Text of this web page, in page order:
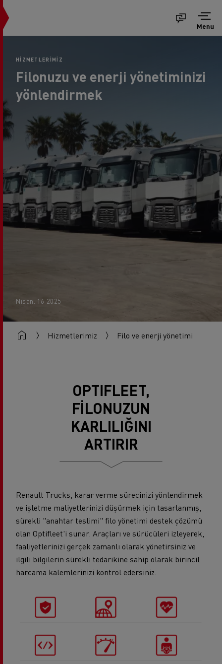
Menu
HIZMETLERIMIZ
Filonuzu ve enerji yönetiminizi
yönlendirmek
Nisan. 16 2025
Hizmetlerimiz Filo ve enerji yönetimi
OPTIFLEET,
FİLONUZUN
KARLILIĞINI
ARTIRIR
Renault Trucks, karar verme sürecinizi yönlendirmek
ve işletme maliyetlerinizi düşürmek için tasarlanmış,
sürekli "anahtar teslimi" filo yönetimi destek çözümü
olan Optifleet'i sunar. Araçları ve sürücüleri izleyerek,
faaliyetlerinizi gerçek zamanlı olarak yönetirsiniz ve
ilgili bilgilerin sürekli tedarikine sahip olarak birincil
harcama kalemlerinizi kontrol edersiniz.